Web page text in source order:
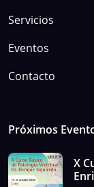
Servicios
Eventos
Contacto
Próximos
X